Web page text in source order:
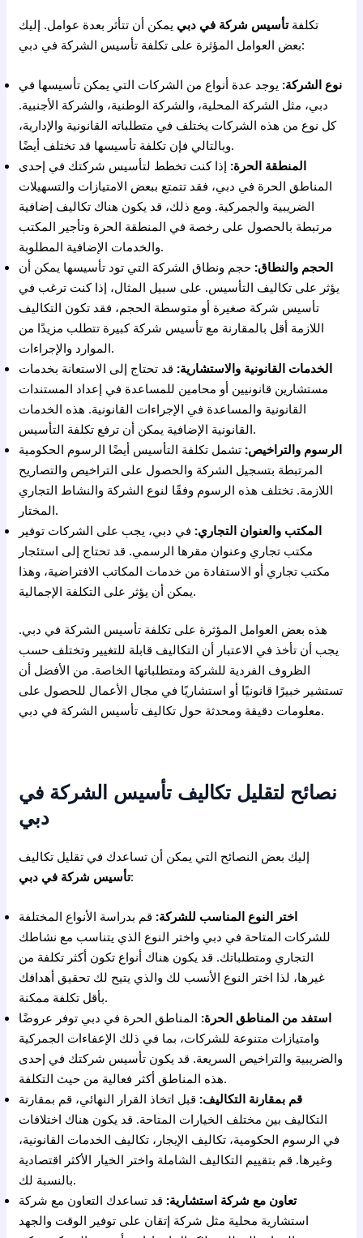
تكلفةتأسيس شركة في دبي يمكن أن تتأثر بعدة عوامل. إليك
بعض العوامل المؤثرة على تكلفة تأسيس الشركة في دبي:
نوع الشركة: يوجد عدة أنواع من الشركات التي يمكن تأسيسها في
دبي، مثل الشركة المحلية، والشركة الوطنية، والشركة الأجنبية.
كل نوع من هذه الشركات يختلف في متطلباته القانونية والإدارية،
وبالتالي فإن تكلفة تأسيسها قد تختلف أيضًا.
المنطقة الحرة: إذا كنت تخطط لتأسيس شركتك في إحدى
المناطق الحرة في دبي، فقد تتمتع ببعض الامتيازات والتسهيلات
الضريبية والجمركية. ومع ذلك، قد يكون هناك تكاليف إضافية
مرتبطة بالحصول على رخصة في المنطقة الحرة وتأجير المكتب
والخدمات الإضافية المطلوبة.
الحجم والنطاق: حجم ونطاق الشركة التي تود تأسيسها يمكن أن
يؤثر على تكاليف التأسيس. على سبيل المثال، إذا كنت ترغب في
تأسيس شركة صغيرة أو متوسطة الحجم، فقد تكون التكاليف
اللازمة أقل بالمقارنة مع تأسيس شركة كبيرة تتطلب مزيدًا من
الموارد والإجراءات.
الخدمات القانونية والاستشارية: قد تحتاج إلى الاستعانة بخدمات
مستشارين قانونيين أو محامين للمساعدة في إعداد المستندات
القانونية والمساعدة في الإجراءات القانونية. هذه الخدمات
القانونية الإضافية يمكن أن ترفع تكلفة التأسيس.
الرسوم والتراخيص: تشمل تكلفة التأسيس أيضًا الرسوم الحكومية
المرتبطة بتسجيل الشركة والحصول على التراخيص والتصاريح
اللازمة. تختلف هذه الرسوم وفقًا لنوع الشركة والنشاط التجاري
المختار.
المكتب والعنوان التجاري: في دبي، يجب على الشركات توفير
مكتب تجاري وعنوان مقرها الرسمي. قد تحتاج إلى استئجار
مكتب تجاري أو الاستفادة من خدمات المكاتب الافتراضية، وهذا
يمكن أن يؤثر على التكلفة الإجمالية.
هذه بعض العوامل المؤثرة على تكلفة تأسيس الشركة في دبي.
يجب أن تأخذ في الاعتبار أن التكاليف قابلة للتغيير وتختلف حسب
الظروف الفردية للشركة ومتطلباتها الخاصة. من الأفضل أن
تستشير خبيرًا قانونيًا أو استشاريًا في مجال الأعمال للحصول على
معلومات دقيقة ومحدثة حول تكاليف تأسيس الشركة في دبي.
نصائح لتقليل تكاليف تأسيس الشركة في
دبي
إليك بعض النصائح التي يمكن أن تساعدك في تقليل تكاليف
تأسيس شركة في دبي:
اختر النوع المناسب للشركة: قم بدراسة الأنواع المختلفة
للشركات المتاحة في دبي واختر النوع الذي يتناسب مع نشاطك
التجاري ومتطلباتك. قد يكون هناك أنواع تكون أكثر تكلفة من
غيرها، لذا اختر النوع الأنسب لك والذي يتيح لك تحقيق أهدافك
بأقل تكلفة ممكنة.
استفد من المناطق الحرة: المناطق الحرة في دبي توفر عروضًا
وامتيازات متنوعة للشركات، بما في ذلك الإعفاءات الجمركية
والضريبية والتراخيص السريعة. قد يكون تأسيس شركتك في إحدى
هذه المناطق أكثر فعالية من حيث التكلفة.
قم بمقارنة التكاليف: قبل اتخاذ القرار النهائي، قم بمقارنة
التكاليف بين مختلف الخيارات المتاحة. قد يكون هناك اختلافات
في الرسوم الحكومية، تكاليف الإيجار، تكاليف الخدمات القانونية،
وغيرها. قم بتقييم التكاليف الشاملة واختر الخيار الأكثر اقتصادية
بالنسبة لك.
تعاون مع شركة استشارية: قد تساعدك التعاون مع شركة
استشارية محلية مثل شركة إتقان على توفير الوقت والجهد